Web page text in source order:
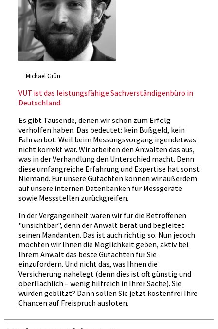
Michael Grün
VUT ist das leistungsfähige Sachverständigenbüro in
Deutschland.
Es gibt Tausende, denen wir schon zum Erfolg
verholfen haben. Das bedeutet: kein Bußgeld, kein
Fahrverbot. Weil beim Messungsvorgang irgendetwas
nicht korrekt war. Wir arbeiten den Anwälten das aus,
was in der Verhandlung den Unterschied macht. Denn
diese umfangreiche Erfahrung und Expertise hat sonst
Niemand. Für unsere Gutachten können wir außerdem
auf unsere internen Datenbanken für Messgeräte
sowie Messstellen zurückgreifen.
In der Vergangenheit waren wir für die Betroffenen
"unsichtbar", denn der Anwalt berät und begleitet
seinen Mandanten. Das ist auch richtig so. Nun jedoch
möchten wir Ihnen die Möglichkeit geben, aktiv bei
Ihrem Anwalt das beste Gutachten für Sie
einzufordern. Und nicht das, was Ihnen die
Versicherung nahelegt (denn dies ist oft günstig und
oberflächlich – wenig hilfreich in Ihrer Sache). Sie
wurden geblitzt? Dann sollen Sie jetzt kostenfrei Ihre
Chancen auf Freispruch ausloten.